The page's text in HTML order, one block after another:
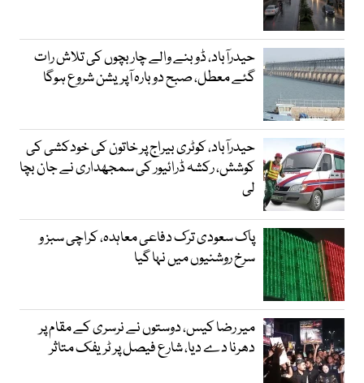
حیدرآباد، ڈوبنے والے چار بچوں کی تلاش رات
گئے معطل، صبح دوبارہ آپریشن شروع ہوگا
حیدرآباد، کوٹری بیراج پر خاتون کی خودکشی کی
کوشش، رکشہ ڈرائیور کی سمجھداری نے جان بچا
لی
پاک سعودی ترک دفاعی معاہدہ، کراچی سبز و
سرخ روشنیوں میں نہا گیا
میر رضا کیس، دوستوں نے نرسری کے مقام پر
دھرنا دے دیا، شارع فیصل پر ٹریفک متاثر